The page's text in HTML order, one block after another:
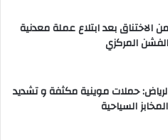
الاختناق بعد ابتلاع عملة معدنية
المركزي
حملات موينية مكثفة و تشديد
السياحية